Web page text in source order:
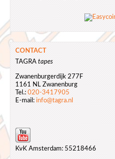
CONTACT
TAGRA tapes
Zwanenburgerdijk 277F
1161 NL Zwanenburg
Tel.: 020-3417905
E-mail: info@tagra.nl
KvK Amsterdam: 55218466